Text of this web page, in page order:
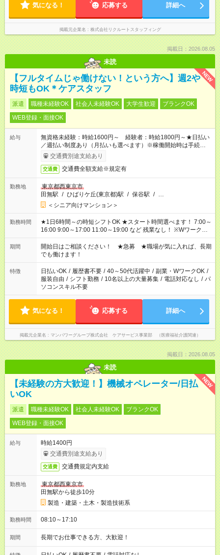
気になる！ 応募する 詳細へ
掲載元企業名 株式会社リクルートスタッフィング
掲載日：2026.08.05
未読
NEW
【フルタイムじゃ働けない！という方へ】週2や
時短もOK＊ケアスタッフ
派遣 職種未経験OK 社会人未経験OK 大学生歓迎
ブランクOK
WEB登録・面接OK
給与
無資格未経験：時給1600円～ 経験者：時給1800円～★日払い
／週払い制度あり（月払いも選べます）※稼働開始時は手続き完
了次第のお支払いとなります。
交通費別途支給あり
交通費 交通費全額支給※規定有
勤務地
東京都西東京市
田無駅 / ひばりケ丘(東京都)駅 / 保谷駅 / …
＜シニア向けマンション＞
勤務時間
★1日6時間～の時短シフトOK ★スタート時間選べます！ 7:00～
16:00 9:00～17:00 11:00～19:00 など 残業なし！ ※Wワークの
場合、他のお仕事と合わせ週40時間超の就業はご案内できませ
ん ※法令に基づき、週20時間以上勤務は社会保険への加入対象
となります ※労働者派遣法（日雇い派遣の原則禁止）により、
短時間・短期間の就業はご案内が難しい場合があります
期間
開始日はご相談ください！ ★急募 ★職場が気に入れば、長期
でも働けます！
特徴 日払いOK / 履歴書不要 / 40～50代活躍中 / 副業・WワークOK /
服装自由 / シフト勤務 / 10名以上の大量募集 / 電話対応なし / パ
ソコンスキル不要
気になる！ 応募する 詳細へ
掲載元企業名 マンパワーグループ株式会社 ケアサービス事業部 （医療福祉介護関連）
掲載日：2026.08.05
未読
NEW
【未経験の方大歓迎！】機械オペレーター/日払
いOK
派遣 職種未経験OK 社会人未経験OK
ブランクOK
WEB登録・面接OK
給与
時給1400円
交通費別途支給あり
交通費 交通費規定内支給
勤務地
東京都西東京市
田無駅から徒歩10分
製造・建築・土木・製造技術系
勤務時間 08:10～17:10
期間 長期でお仕事できる方、大歓迎！